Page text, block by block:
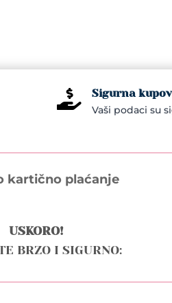
 Sigurna
Vaši podaci su
kartično plaćanje
USKORO!
BRZO I SIGURNO: